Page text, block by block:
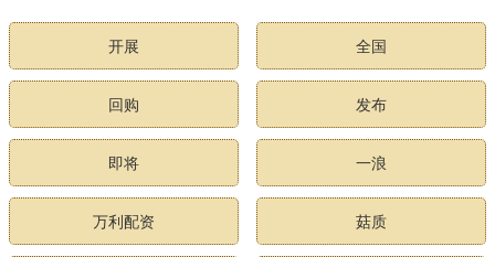
开展 全国
回购 发布
即将 一浪
万利配资 菇质